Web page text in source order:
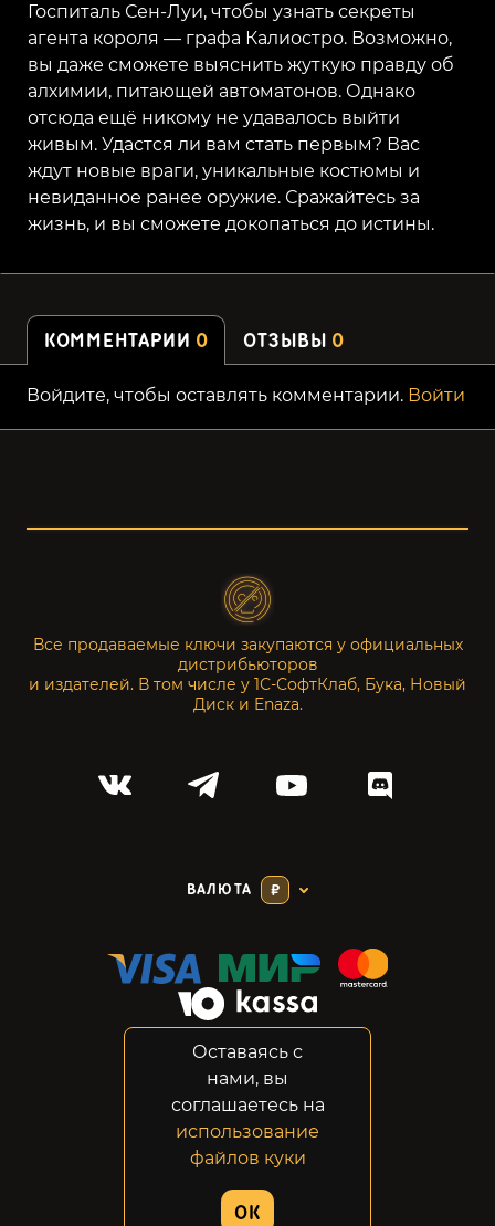
Госпиталь Сен-Луи, чтобы узнать секреты
агента короля — графа Калиостро. Возможно,
вы даже сможете выяснить жуткую правду об
алхимии, питающей автоматонов. Однако
отсюда ещё никому не удавалось выйти
живым. Удастся ли вам стать первым? Вас
ждут новые враги, уникальные костюмы и
невиданное ранее оружие. Сражайтесь за
жизнь, и вы сможете докопаться до истины.
КОММЕНТАРИИ 0 ОТЗЫВЫ 0
Войдите, чтобы оставлять комментарии. Войти
Все продаваемые ключи закупаются у официальных
дистрибьюторов
и издателей. В том числе у 1С-СофтКлаб, Бука, Новый
Диск и Enaza.
ВАЛЮТА ₽
Конфиденциальность
Возвраты
Правовая информация
© 2014-2026 GabeStore
ADN Digital Studio
Оставаясь с
нами, вы
соглашаетесь на
использование
файлов куки
OK